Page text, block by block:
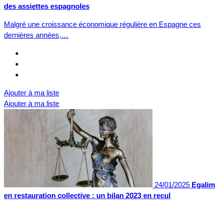
des assiettes espagnoles
Malgré une croissance économique régulière en Espagne ces
dernières années,…
Ajouter à ma liste
Ajouter à ma liste
24/01/2025 Egalim
en restauration collective : un bilan 2023 en recul